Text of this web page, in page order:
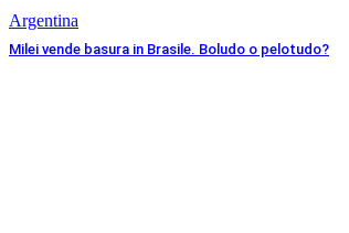
Argentina
Milei vende basura in Brasile. Boludo o pelotudo?